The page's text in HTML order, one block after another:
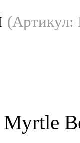
(Артикул:
Myrtle